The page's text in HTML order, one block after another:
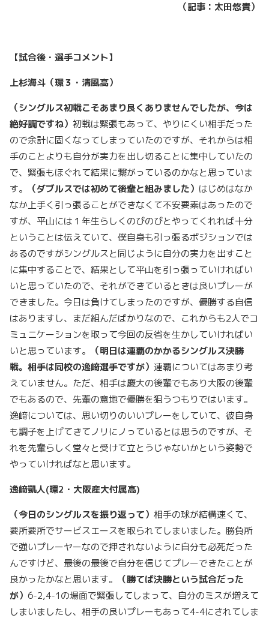
（記事：太田悠貴）
【試合後・選手コメント】
上杉海斗（環３・清風高）
（シングルス初戦こそあまり良くありませんでしたが、今は
絶好調ですね） 初戦は緊張もあって、やりにくい相手だった
ので余計に固くなってしまっていたのですが、それからは相
手のことよりも自分が実力を出し切ることに集中していたの
で、緊張もほぐれて結果に繋がっているのかなと思っていま
す。
（ダブルスでは初めて後輩と組みました） はじめはなか
なか上手く引っ張ることができなくて不安要素はあったので
すが、平山には１年生らしくのびのびとやってくれれば十分
ということは伝えていて、僕自身も引っ張るポジションでは
あるのですがシングルスと同じように自分の実力を出すこと
に集中することで、結果として平山を引っ張っていければい
いと思っていたので、それができているときは良いプレーが
できました。今日は負けてしまったのですが、優勝する自信
はありますし、まだ組んだばかりなので、これからも2人でコ
ミュニケーションを取って今回の反省を生かしていければい
いと思っています。
（明日は連覇のかかるシングルス決勝
戦。相手は同校の逸﨑選手ですが） 連覇についてはあまり考
えていません。ただ、相手は慶大の後輩でもあり大阪の後輩
でもあるので、先輩の意地で優勝を狙うつもりではいます。
逸﨑については、思い切りのいいプレーをしていて、彼自身
も調子を上げてきてノリにノっているとは思うのですが、そ
れを先輩らしく堂々と受けて立とうじゃないかという姿勢で
やっていければなと思います。
逸﨑凱人(環2 ・大阪産大付属高)
（今日のシングルスを振り返って） 相手の球が結構速くて、
要所要所でサービスエースを取られてしまいました。勝負所
で強いプレーヤーなので押されないように自分も必死だった
んですけど、最後の最後で自分を信じてプレーできたことが
良かったかなと思います。
（勝てば決勝という試合だった
が） 6-2,4-1の場面で緊張してしまって、自分のミスが増えて
しまいましたし、相手の良いプレーもあって4-4にされてしま